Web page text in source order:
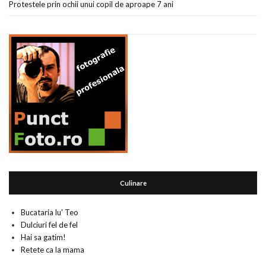
Protestele prin ochii unui copil de aproape 7 ani
Culinare
Bucataria lu' Teo
Dulciuri fel de fel
Hai sa gatim!
Retete ca la mama